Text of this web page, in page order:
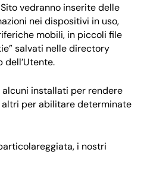
vedranno inserite delle
nei dispositivi in uso,
mobili, in piccoli file
salvati nelle directory
dell’Utente.
installati per rendere
altri per abilitare determinate
i nostri